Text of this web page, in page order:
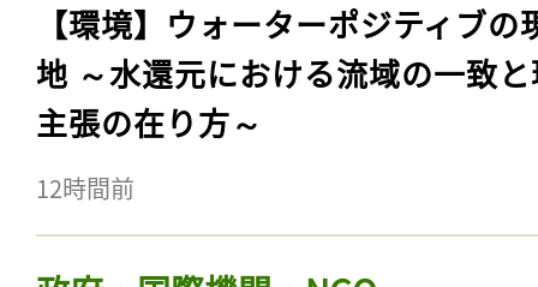
【環境】ウォーターポジティブの
地 ～水還元における流域の一致
主張の在り方～
12時間前